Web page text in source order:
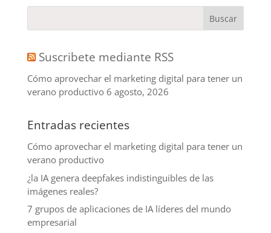
Suscribete mediante RSS
Cómo aprovechar el marketing digital para tener un
verano productivo 6 agosto, 2026
Entradas recientes
Cómo aprovechar el marketing digital para tener un
verano productivo
¿la IA genera deepfakes indistinguibles de las
imágenes reales?
7 grupos de aplicaciones de IA líderes del mundo
empresarial